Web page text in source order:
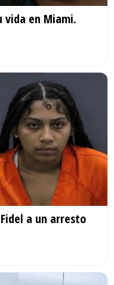
vida en Miami.
a un arresto